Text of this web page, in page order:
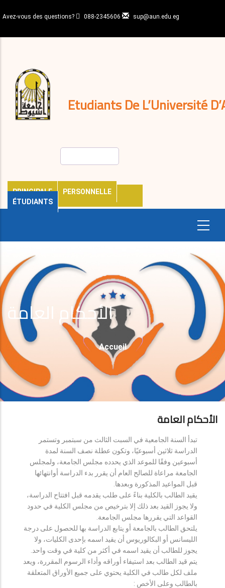
au
principal
Avez-vous des questions? 088-2345606 sup@aun.edu.eg
Etudiants De L’Université
PRINCIPALE
PERSONNELLE
ÉTUDIANTS
décisions
Expatriés
Journal
الأحكام العامة
Fil
D'Ariane
Accueil
الأحكام العامة
تبدأ السنة الجامعية في السبت الثالث من سبتمبر وتستمر
الدراسة ثلاثين أسبوعيًا، وتكون عطلة نصف السنة لمدة
أسبوعين وفقًا للموعد الذي يحدده مجلس الجامعة، ولمجلس
الجامعة مراعاة للصالح العام أن يقرر بدء الدراسة أوانتهائها
قبل المواعيد المذكورة وبعدها.
يقيد الطالب بالكلية بناءً على طلب يقدمه قبل افتتاح الدراسة،
ولا يجوز القيد بعد ذلك إلا بترخيص من مجلس الكلية في حدود
القواعد التي يقررها مجلس الجامعة.
يلتحق الطالب بالجامعة أو يتابع الدراسة بها للحصول على درجة
الليسانس أو البكالوريوس أن يقيد اسمه بإحدى الكليات، ولا
يجوز للطالب أن يقيد اسمه في أكثر من كلية في وقت واحد.
يتم قيد الطالب بعد استيفاء أوراقه وأداء الرسوم المقررة، ويعد
ملف لكل طالب في الكلية يحتوي على جميع الأوراق المتعلقة
بالطالب وعلى الأخص :